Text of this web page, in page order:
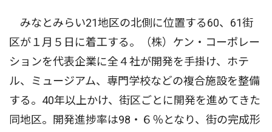
みなとみらい21地区の北側に位置する60、61街
区が１月５日に着工する。（株）ケン・コーポレー
ションを代表企業に全４社が開発を手掛け、ホテ
ル、ミュージアム、専門学校などの複合施設を整備
する。40年以上かけ、街区ごとに開発を進めてきた
同地区。開発進捗率は98・６％となり、街の完成形